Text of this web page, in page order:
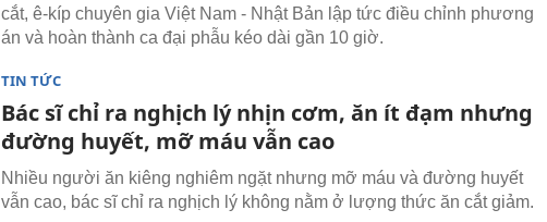
cắt, ê-kíp chuyên gia Việt Nam - Nhật Bản lập tức điều chỉnh phương
án và hoàn thành ca đại phẫu kéo dài gần 10 giờ.
TIN TỨC
Bác sĩ chỉ ra nghịch lý nhịn cơm, ăn ít đạm nhưng
đường huyết, mỡ máu vẫn cao
Nhiều người ăn kiêng nghiêm ngặt nhưng mỡ máu và đường huyết
vẫn cao, bác sĩ chỉ ra nghịch lý không nằm ở lượng thức ăn cắt giảm.